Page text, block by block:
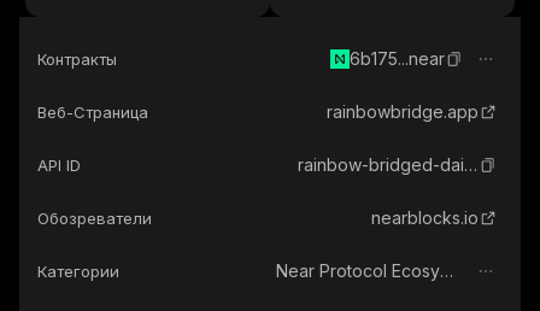
Контракты 6b175...near
Веб-Страница rainbowbridge.app
API ID rainbow-bridged-dai-near-protocol
Обозреватели nearblocks.io
Категории Near Protocol Ecosystem